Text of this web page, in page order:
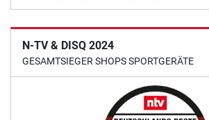
N-TV & DISQ 2024
GESAMTSIEGER SHOPS SPORTGERÄTE